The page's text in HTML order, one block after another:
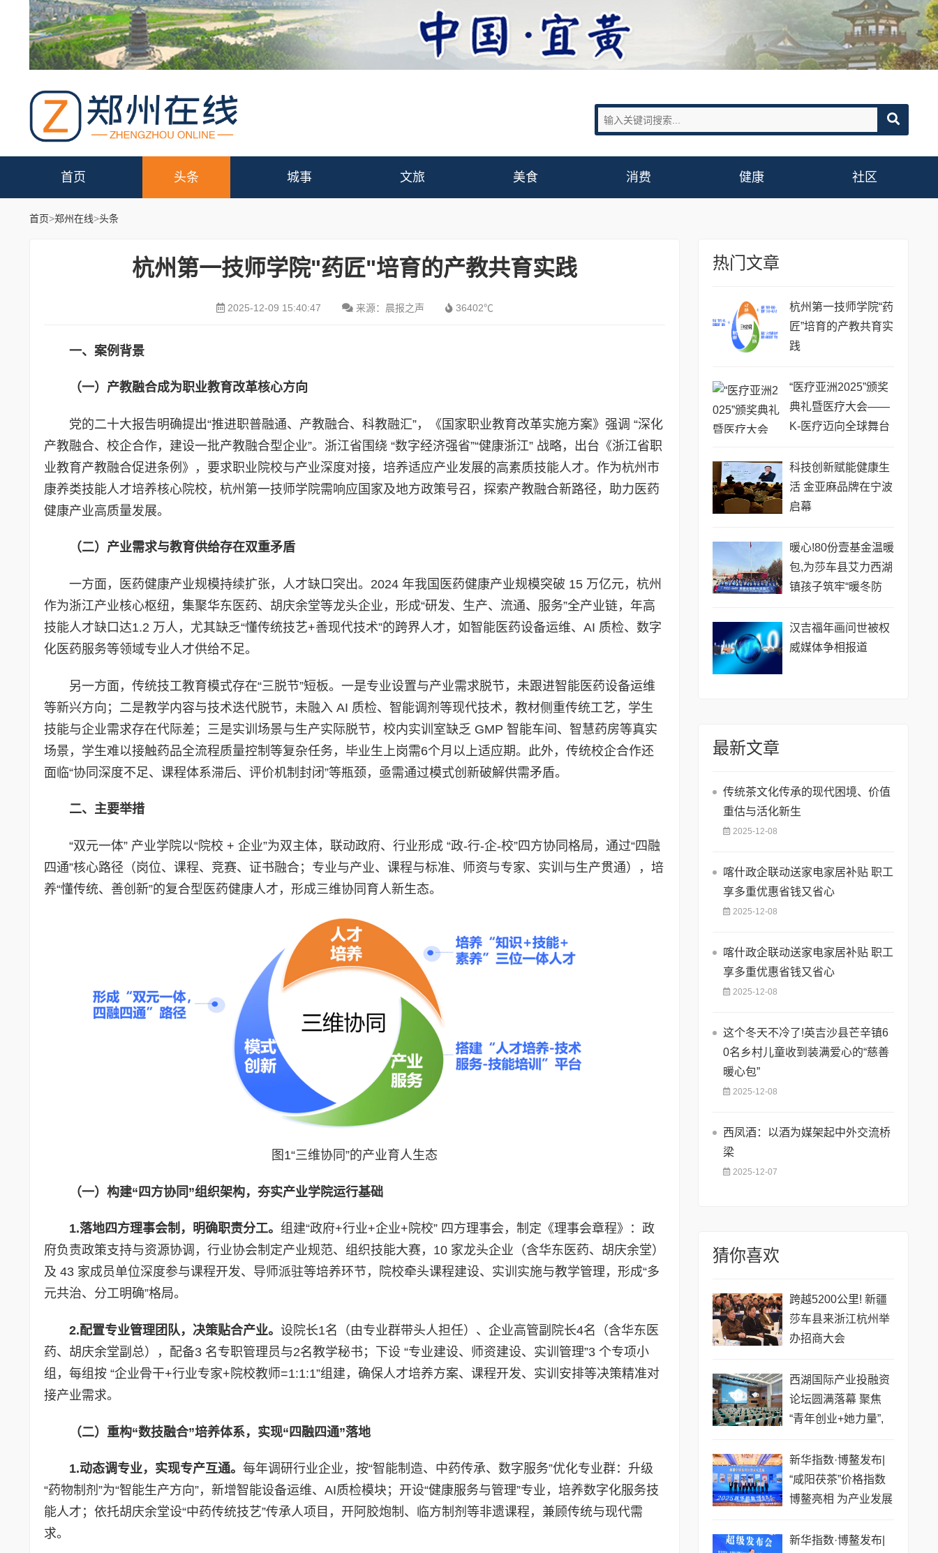
首页 头条 城事 文旅 美食 消费 健康 社区
首页>郑州在线>头条
杭州第一技师学院"药匠"培育的产教共育实践
2025-12-09 15:40:47 来源：晨报之声 36402℃
一、案例背景
（一）产教融合成为职业教育改革核心方向
党的二十大报告明确提出“推进职普融通、产教融合、科教融汇”，《国家职业教育改革实施方案》强调 “深化
产教融合、校企合作，建设一批产教融合型企业”。浙江省围绕 “数字经济强省”“健康浙江” 战略，出台《浙江省职
业教育产教融合促进条例》，要求职业院校与产业深度对接，培养适应产业发展的高素质技能人才。作为杭州市
康养类技能人才培养核心院校，杭州第一技师学院需响应国家及地方政策号召，探索产教融合新路径，助力医药
健康产业高质量发展。
（二）产业需求与教育供给存在双重矛盾
一方面，医药健康产业规模持续扩张，人才缺口突出。2024 年我国医药健康产业规模突破 15 万亿元，杭州
作为浙江产业核心枢纽，集聚华东医药、胡庆余堂等龙头企业，形成“研发、生产、流通、服务”全产业链，年高
技能人才缺口达1.2 万人，尤其缺乏“懂传统技艺+善现代技术”的跨界人才，如智能医药设备运维、AI 质检、数字
化医药服务等领域专业人才供给不足。
另一方面，传统技工教育模式存在“三脱节”短板。一是专业设置与产业需求脱节，未跟进智能医药设备运维
等新兴方向；二是教学内容与技术迭代脱节，未融入 AI 质检、智能调剂等现代技术，教材侧重传统工艺，学生
技能与企业需求存在代际差；三是实训场景与生产实际脱节，校内实训室缺乏 GMP 智能车间、智慧药房等真实
场景，学生难以接触药品全流程质量控制等复杂任务，毕业生上岗需6个月以上适应期。此外，传统校企合作还
面临“协同深度不足、课程体系滞后、评价机制封闭”等瓶颈，亟需通过模式创新破解供需矛盾。
二、主要举措
“双元一体” 产业学院以“院校 + 企业”为双主体，联动政府、行业形成 “政-行-企-校”四方协同格局，通过“四融
四通”核心路径（岗位、课程、竞赛、证书融合；专业与产业、课程与标准、师资与专家、实训与生产贯通），培
养“懂传统、善创新”的复合型医药健康人才，形成三维协同育人新生态。
图1“三维协同”的产业育人生态
（一）构建“四方协同”组织架构，夯实产业学院运行基础
1.落地四方理事会制，明确职责分工。 组建“政府+行业+企业+院校” 四方理事会，制定《理事会章程》：政
府负责政策支持与资源协调，行业协会制定产业规范、组织技能大赛，10 家龙头企业（含华东医药、胡庆余堂）
及 43 家成员单位深度参与课程开发、导师派驻等培养环节，院校牵头课程建设、实训实施与教学管理，形成“多
元共治、分工明确”格局。
2.配置专业管理团队，决策贴合产业。 设院长1名（由专业群带头人担任）、企业高管副院长4名（含华东医
药、胡庆余堂副总），配备3 名专职管理员与2名教学秘书；下设 “专业建设、师资建设、实训管理”3 个专项小
组，每组按 “企业骨干+行业专家+院校教师=1:1:1”组建，确保人才培养方案、课程开发、实训安排等决策精准对
接产业需求。
（二）重构“数技融合”培养体系，实现“四融四通”落地
1.动态调专业，实现专产互通。 每年调研行业企业，按“智能制造、中药传承、数字服务”优化专业群：升级
“药物制剂”为“智能生产方向”，新增智能设备运维、AI质检模块；开设“健康服务与管理”专业，培养数字化服务技
能人才；依托胡庆余堂设“中药传统技艺”传承人项目，开阿胶炮制、临方制剂等非遗课程，兼顾传统与现代需
求。
热门文章
杭州第一技师学院“药
匠”培育的产教共育实
践
“医疗亚洲2025”颁奖
典礼暨医疗大会——
K-医疗迈向全球舞台
科技创新赋能健康生
活 金亚麻品牌在宁波
启幕
暖心!80份壹基金温暖
包,为莎车县艾力西湖
镇孩子筑牢“暖冬防
汉吉福年画问世被权
威媒体争相报道
最新文章
传统茶文化传承的现代困境、价值
重估与活化新生
2025-12-08
喀什政企联动送家电家居补贴 职工
享多重优惠省钱又省心
2025-12-08
喀什政企联动送家电家居补贴 职工
享多重优惠省钱又省心
2025-12-08
这个冬天不冷了!英吉沙县芒辛镇6
0名乡村儿童收到装满爱心的“慈善
暖心包”
2025-12-08
西凤酒：以酒为媒架起中外交流桥
梁
2025-12-07
猜你喜欢
跨越5200公里! 新疆
莎车县来浙江杭州举
办招商大会
西湖国际产业投融资
论坛圆满落幕 聚焦
“青年创业+她力量”,
擎
新华指数·博鳌发布|
“咸阳茯茶”价格指数
博鳌亮相 为产业发展
新华指数·博鳌发布|